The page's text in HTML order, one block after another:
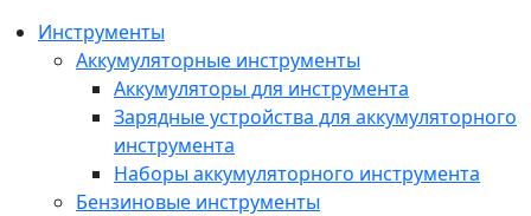
Инструменты
Аккумуляторные инструменты
Аккумуляторы для инструмента
Зарядные устройства для аккумуляторного
инструмента
Наборы аккумуляторного инструмента
Бензиновые инструменты